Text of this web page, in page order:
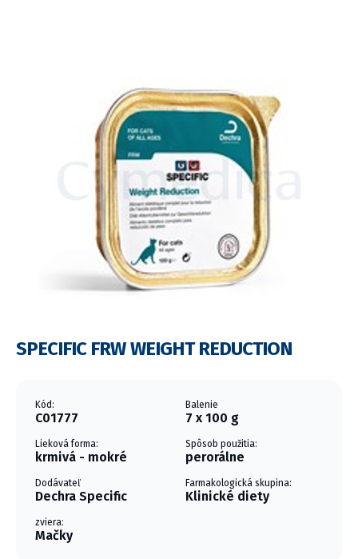
SPECIFIC FRW WEIGHT REDUCTION
Kód:
C01777
Balenie
7 x 100 g
Lieková forma:
krmivá - mokré
Spôsob použitia:
perorálne
Dodávateľ
Dechra Specific
Farmakologická skupina:
Klinické diety
zviera:
Mačky